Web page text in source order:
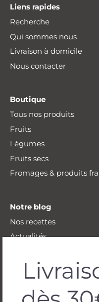
Liens rapides
Recherche
Qui sommes nous
Livraison à domicile
Nous contacter
Boutique
Tous nos produits
Fruits
Légumes
Fruits secs
Fromages & produits
Notre blog
Nos recettes
Actualités